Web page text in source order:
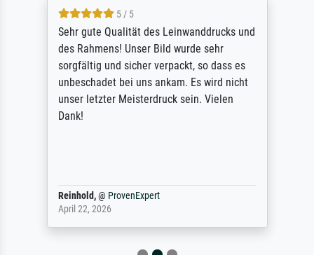
5 / 5
Sehr gute Qualität des Leinwanddrucks und
des Rahmens! Unser Bild wurde sehr
sorgfältig und sicher verpackt, so dass es
unbeschadet bei uns ankam. Es wird nicht
unser letzter Meisterdruck sein. Vielen
Dank!
Reinhold,@ ProvenExpert
April 22, 2026